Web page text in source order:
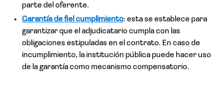
parte del oferente.
Garantía de fiel cumplimiento: esta se establece para
garantizar que el adjudicatario cumpla con las
obligaciones estipuladas en el contrato. En caso de
incumplimiento, la institución pública puede hacer uso
de la garantíacomo mecanismo compensatorio.